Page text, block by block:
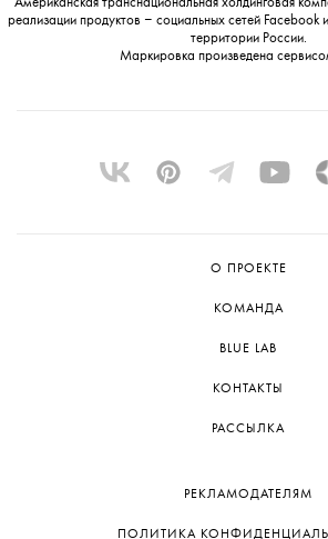
реализации продуктов ‒ социальных сетей
территории России.
Маркировка произведена
О ПРОЕКТЕ
КОМАНДА
BLUE LAB
КОНТАКТЫ
РАССЫЛКА
РЕКЛАМОДАТЕЛЯМ
ПОЛИТИКА